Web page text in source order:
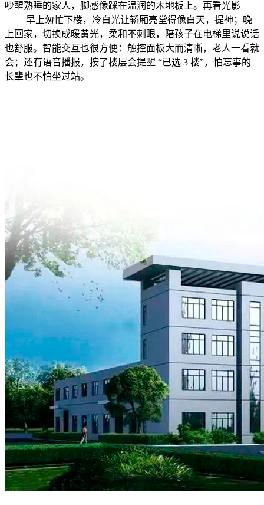
吵醒熟睡的家人，脚感像踩在温润的木地板上。再看光影
—— 早上匆忙下楼，冷白光让轿厢亮堂得像白天，提神；晚
上回家，切换成暖黄光，柔和不刺眼，陪孩子在电梯里说说话
也舒服。智能交互也很方便：触控面板大而清晰，老人一看就
会；还有语音播报，按了楼层会提醒 “已选 3 楼”，怕忘事的
长辈也不怕坐过站。